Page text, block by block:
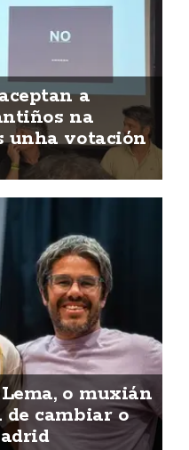
a
na
unha votación
o muxián
de cambiar o